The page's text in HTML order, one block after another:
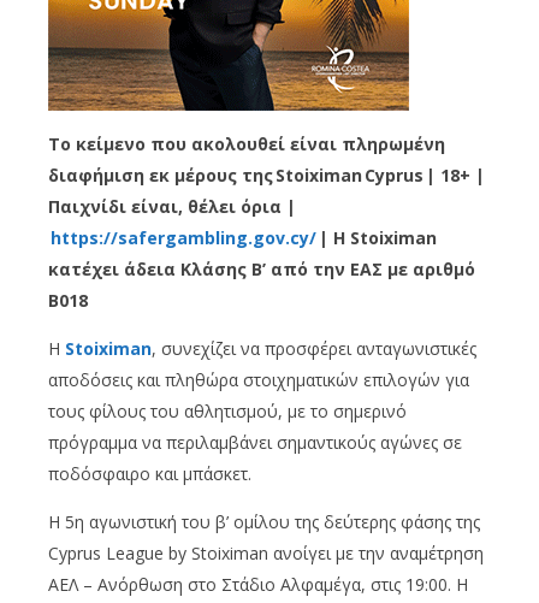
Το κείμενο που ακολουθεί είναι πληρωμένη
διαφήμιση εκ μέρους τηςStoiximanCyprus | 18+ |
Παιχνίδι είναι, θέλει όρια |
https://safergambling.gov.cy/ | Η Stoiximan
κατέχει άδεια Κλάσης Β’ από την ΕΑΣ με αριθμό
B018
Η Stoiximan, συνεχίζει να προσφέρει ανταγωνιστικές
αποδόσεις και πληθώρα στοιχηματικών επιλογών για
τους φίλους του αθλητισμού, με το σημερινό
πρόγραμμα να περιλαμβάνει σημαντικούς αγώνες σε
ποδόσφαιρο και μπάσκετ.
Η 5η αγωνιστική του β’ ομίλου της δεύτερης φάσης της
Cyprus League by Stoiximan ανοίγει με την αναμέτρηση
ΑΕΛ – Ανόρθωση στο Στάδιο Αλφαμέγα, στις 19:00. Η